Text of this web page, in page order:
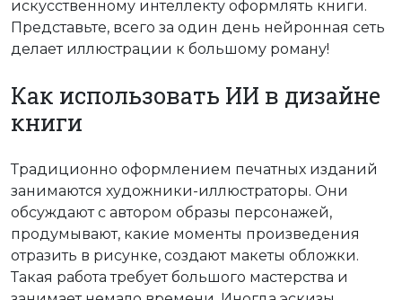
искусственному интеллекту оформлять книги.
Представьте, всего за один день нейронная сеть
делает иллюстрации к большому роману!
Как использовать ИИ в дизайне
книги
Традиционно оформлением печатных изданий
занимаются художники-иллюстраторы. Они
обсуждают с автором образы персонажей,
продумывают, какие моменты произведения
отразить в рисунке, создают макеты обложки.
Такая работа требует большого мастерства и